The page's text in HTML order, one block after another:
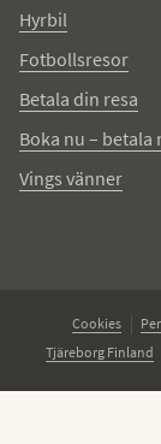
Hyrbil
Fotbollsresor
Betala din resa
Boka nu – betala
Vings vänner
Cookies
Tjäreborg Finland